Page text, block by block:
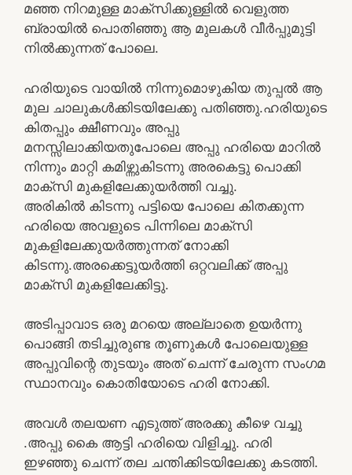
മഞ്ഞ നിറമുള്ള മാക്സിക്കുള്ളിൽ വെളുത്ത
ബ്രായിൽ പൊതിഞ്ഞു ആ മുലകൾ വീർപ്പുമുട്ടി
നിൽക്കുന്നത് പോലെ.
ഹരിയുടെ വായിൽ നിന്നുമൊഴുകിയ തുപ്പൽ ആ
മുല ചാലുകൾക്കിടയിലേക്കു പതിഞ്ഞു.ഹരിയുടെ
കിതപ്പും ക്ഷീണവും അപ്പു
മനസ്സിലാക്കിയതുപോലെ അപ്പു ഹരിയെ മാറിൽ
നിന്നും മാറ്റി കമിഴ്ന്നുകിടന്നു അരകെട്ടു പൊക്കി
മാക്സി മുകളിലേക്കുയർത്തി വച്ചു.
അരികിൽ കിടന്നു പട്ടിയെ പോലെ കിതക്കുന്ന
ഹരിയെ അവളുടെ പിന്നിലെ മാക്സി
മുകളിലേക്കുയർത്തുന്നത് നോക്കി
കിടന്നു.അരക്കെട്ടുയർത്തി ഒറ്റവലിക്ക് അപ്പു
മാക്സി മുകളിലേക്കിട്ടു.
അടിപ്പാവാട ഒരു മറയെ അല്ലാതെ ഉയർന്നു
പൊങ്ങി തടിച്ചുരുണ്ട തൂണുകൾ പോലെയുള്ള
അപ്പുവിന്റെ തുടയും അത് ചെന്ന് ചേരുന്ന സംഗമ
സ്ഥാനവും കൊതിയോടെ ഹരി നോക്കി.
അവൾ തലയണ എടുത്ത് അരക്കു കീഴെ വച്ചു
.അപ്പു കൈ ആട്ടി ഹരിയെ വിളിച്ചു. ഹരി
ഇഴഞ്ഞു ചെന്ന് തല ചന്തിക്കിടയിലേക്കു കടത്തി.